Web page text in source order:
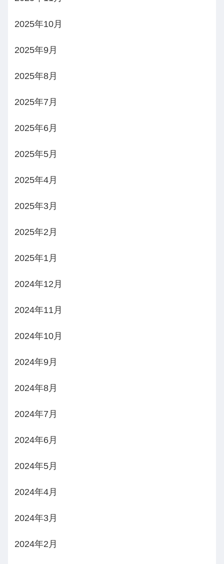
2025年10月
2025年9月
2025年8月
2025年7月
2025年6月
2025年5月
2025年4月
2025年3月
2025年2月
2025年1月
2024年12月
2024年11月
2024年10月
2024年9月
2024年8月
2024年7月
2024年6月
2024年5月
2024年4月
2024年3月
2024年2月